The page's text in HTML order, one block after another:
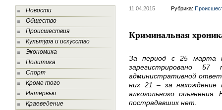
Новости
Общество
Происшествия
Культура и искусство
Экономика
Политика
Спорт
Кроме того
Интервью
Краеведение
11.04.2015 Рубрика:
Криминальная
За период с 25 марта
зарегистрировано
административной
них 21 – за нахождение
алкогольного
пострадавших нет.